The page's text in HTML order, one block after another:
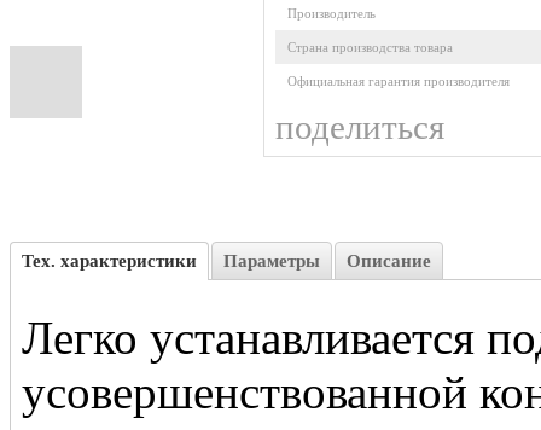
Производитель
Cтрана производства товара
Официальная гарантия производителя
поделиться
Тех. характеристики Параметры Описание
Легко устанавливается
усовершенствованной